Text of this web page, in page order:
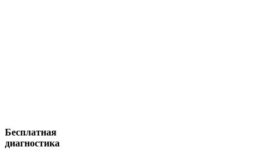
Бесплатная
диагностика